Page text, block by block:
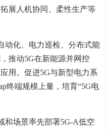
展人机协同、柔性生产等
动化、电力巡检、分布式能
推动5G在新能源并网控
用。促进5G与新型电力系
终端规模上量，培育“5G电
和场景率先部署5G-A低空